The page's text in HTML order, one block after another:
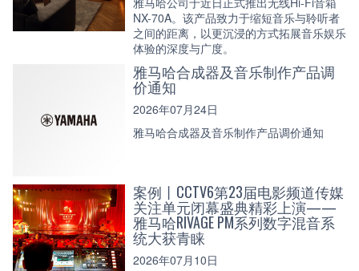
NX-70A。该产品致力于缩短音乐与聆听者
之间的距离，以更沉浸的方式拓展音乐娱乐
体验的深度与广度。
雅马哈合成器及音乐制作产品调
价通知
2026年07月24日
雅马哈合成器及音乐制作产品调价通知
案例丨CCTV6第23届电影频道传媒
关注单元闭幕盛典精彩上演——
雅马哈RIVAGE PM系列数字混音系
统大获青睐
2026年07月10日